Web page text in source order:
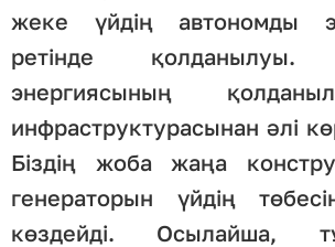
жеке үйдің автономды
ретінде
энергиясының
инфраструктурасынан әлі
Біздің жоба жаңа
генераторын үйдің
көздейді. Осылайша,